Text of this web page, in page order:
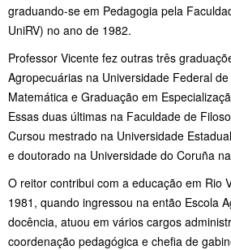
graduando-se em Pedagogia pela
UniRV) no ano de 1982.
Professor Vicente fez outras três
Agropecuárias na Universidade Federal
Matemática e Graduação em
Essas duas últimas na Faculdade de
Cursou mestrado na Universidade
e doutorado na Universidade do Coruña
O reitor contribui com a educação em Rio
1981, quando ingressou na então Escola
docência, atuou em vários cargos
coordenação pedagógica e chefia de